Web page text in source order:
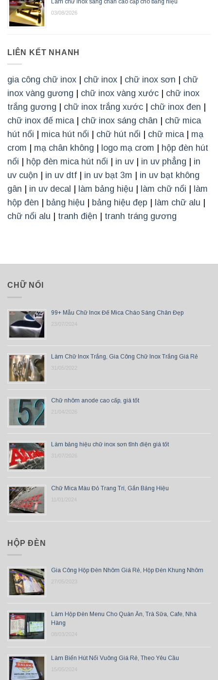
Làm chữ inox sáng chân cao cấp cho bảng hiệu
03/08/2026
LIÊN KẾT NHANH
gia công chữ inox chữ inox chữ inox sơn
chữ
inox vàng gương
chữ inox vàng xước
chữ inox
trắng gương
chữ inox trắng xước chữ inox đen
chữ inox đế mica| chữ inox sáng chân
chữ mica
hút nổi
mica hút nổi chữ hút nổi chữ mica| mạ
crom
mạ chân không logo mạ crom
hộp đèn hút
nổi
hộp đèn mica hút nổi in uv in uv phẳng
in
uv cuộn
in uv dtf in uv bạt 3m
in uv bạt không
gân
in uv decal làm bảng hiệu làm chữ nổi
làm
hộp đèn
bảng hiệu bảng hiệu đẹp làm chữ alu
chữ nổi alu
tranh điện tranh tráng gương
CHỮ NỔI
99+ Mẫu Chữ Inox Đế Mica Cháo Sáng Chân Đẹp
23/07/2024
Làm Chữ Inox Trắng, Gia Công Chữ Inox Trắng Giá Rẻ
31/05/2022
Chữ nhôm anode cao cấp, giá tốt
21/04/2026
Làm bảng hiệu chữ inox sơn tĩnh điện giá tốt
31/07/2026
Chữ Mica Màu Đỏ Trang Trí, Gắn Bảng Hiệu
11/01/2024
HỘP ĐÈN
Gia Công Hộp Đèn Nhôm Giá Rẻ, Hộp Đèn Khung Nhôm
27/05/2023
Làm Hộp Đèn Menu Cho Quán Ăn, Trà Sữa, Cafe, Nhà
Hàng
08/03/2024
Làm Biển Hút Nổi Vuông Giá Rẻ, Theo Yêu Cầu
15/05/2024